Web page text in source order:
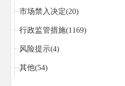
市场禁入决定(20)
行政监管措施(1169)
风险提示(4)
其他(54)